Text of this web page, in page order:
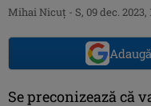
Mihai Nicuţ - S, 09 dec. 2023,
Se preconizează că